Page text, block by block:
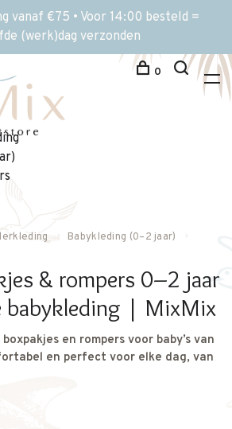
vanaf €75 • Voor 14:00 besteld =
(werk)dag verzonden
0
Babykleding (0–2 jaar)
& rompers 0–2 jaar
babykleding | MixMix
en rompers voor baby’s van
en perfect voor elke dag, van